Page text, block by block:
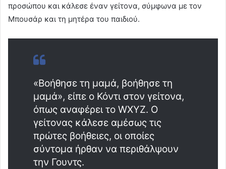
προσώπου και κάλεσε έναν γείτονα, σύμφωνα με τον
Μπουσάρ και τη μητέρα του παιδιού.
«Βοήθησε τη μαμά, βοήθησε τη
μαμά», είπε ο Κόντι στον γείτονα,
όπως αναφέρει το WXYZ. Ο
γείτονας κάλεσε αμέσως τις
πρώτες βοήθειες, οι οποίες
σύντομα ήρθαν να περιθάλψουν
την Γουντς.